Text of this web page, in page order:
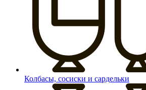
Колбасы, сосиски и сардельки